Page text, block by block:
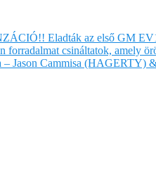
Eladták az első GM
forradalmat csináltatok, amely
– Jason Cammisa (HAGERTY)